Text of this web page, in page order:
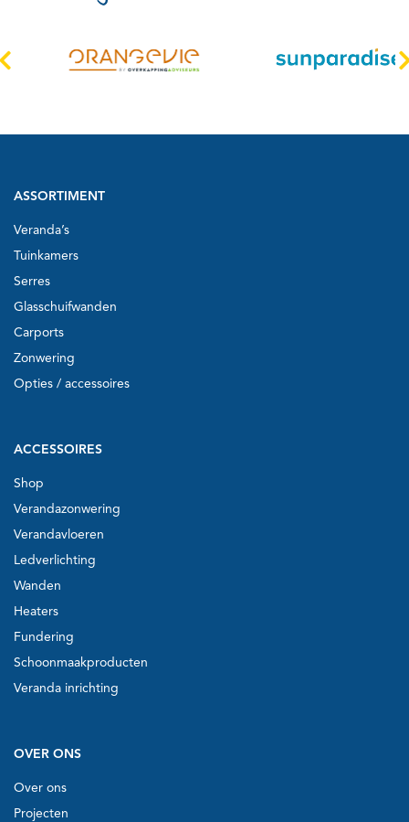
ASSORTIMENT
Veranda’s
Tuinkamers
Serres
Glasschuifwanden
Carports
Zonwering
Opties / accessoires
ACCESSOIRES
Shop
Verandazonwering
Verandavloeren
Ledverlichting
Wanden
Heaters
Fundering
Schoonmaakproducten
Veranda inrichting
OVER ONS
Over ons
Projecten